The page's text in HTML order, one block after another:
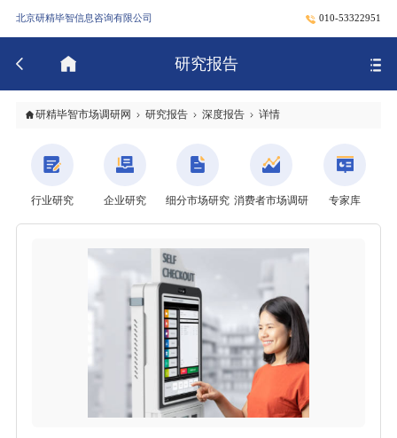
北京研精毕智信息咨询有限公司 010-53322951
研究报告
研精毕智市场调研网 研究报告 深度报告 详情
行业研究 企业研究 细分市场研究 消费者市场调研 专家库